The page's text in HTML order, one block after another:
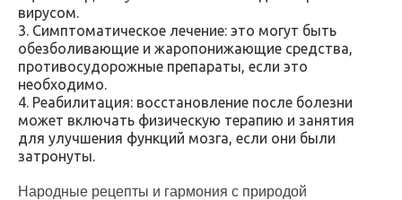
вирусом.
3. Симптоматическое лечение: это могут быть
обезболивающие и жаропонижающие средства,
противосудорожные препараты, если это
необходимо.
4. Реабилитация: восстановление после болезни
может включать физическую терапию и занятия
для улучшения функций мозга, если они были
затронуты.
Народные рецепты и гармония с природой